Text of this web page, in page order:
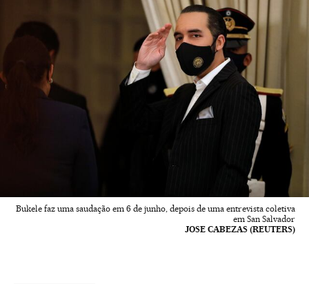
Bukele faz uma saudação em 6 de junho, depois de uma entrevista coletiva
em San Salvador
JOSE CABEZAS (REUTERS)